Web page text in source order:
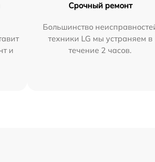
и
Срочный ремонт
Большинство
техники LG мы устраняем в
течение 2 часов.